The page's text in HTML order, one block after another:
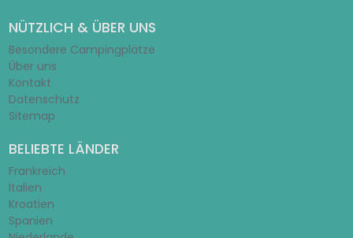
NÜTZLICH & ÜBER UNS
Besondere Campingplätze
Über uns
Kontakt
Datenschutz
Sitemap
BELIEBTE LÄNDER
Frankreich
Italien
Kroatien
Spanien